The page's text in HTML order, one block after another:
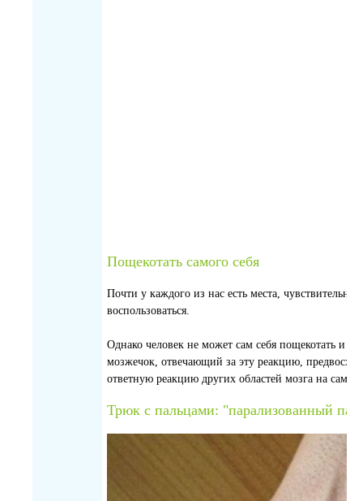
Пощекотать самого себя
Почти у каждого из нас есть места,
воспользоваться.
Однако человек не может сам себя пощекотать и
мозжечок, отвечающий за эту реакцию,
ответную реакцию других областей мозга на
Трюк с пальцами: "парализованный